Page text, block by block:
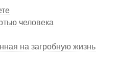
человека
на загробную жизнь